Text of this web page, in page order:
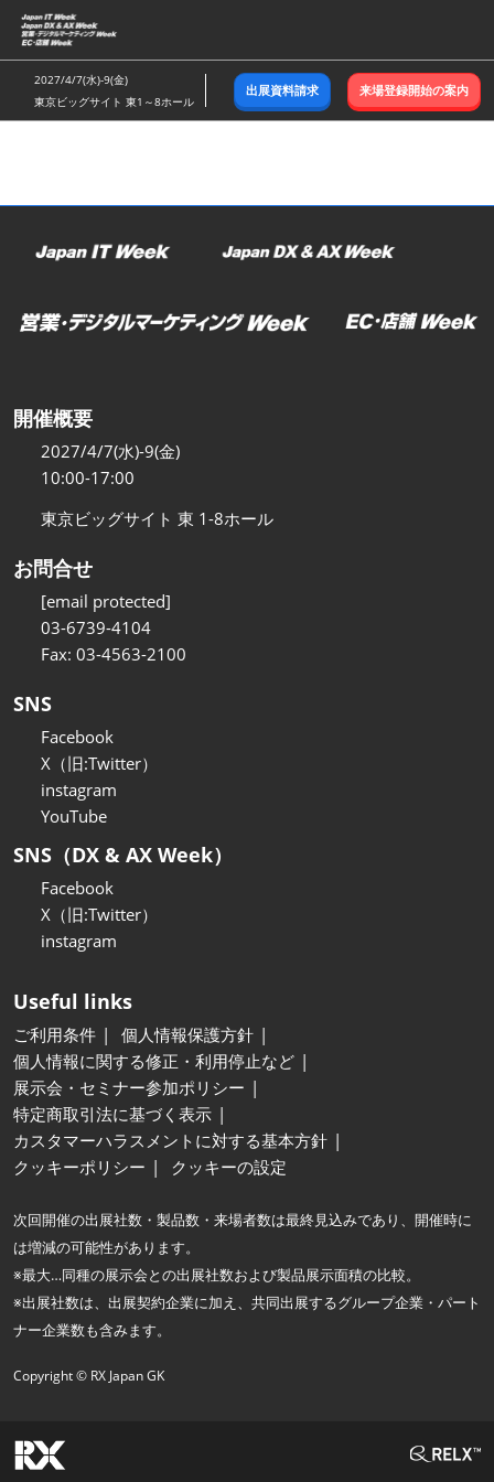
ス
キ
ッ
し
む
2027/4/7(水)-9(金)
東京ビッグサイト 東1～8ホール
出展資料請求 来場登録開始の案内
開催概要
2027/4/7(水)-9(金)
10:00-17:00
東京ビッグサイト 東 1-8ホール
お問合せ
[email protected]
03-6739-4104
Fax: 03-4563-2100
SNS
Facebook
X（旧:Twitter）
instagram
YouTube
SNS（DX & AX Week）
Facebook
X（旧:Twitter）
instagram
Useful links
ご利用条件
個人情報保護方針
個人情報に関する修正・利用停止など
展示会・セミナー参加ポリシー
特定商取引法に基づく表示
カスタマーハラスメントに対する基本方針
クッキーポリシー
クッキーの設定
次回開催の出展社数・製品数・来場者数は最終見込みであり、開催時に
は増減の可能性があります。
※最大…同種の展示会との出展社数および製品展示面積の比較。
※出展社数は、出展契約企業に加え、共同出展するグループ企業・パート
ナー企業数も含みます。
Copyright © RX Japan GK